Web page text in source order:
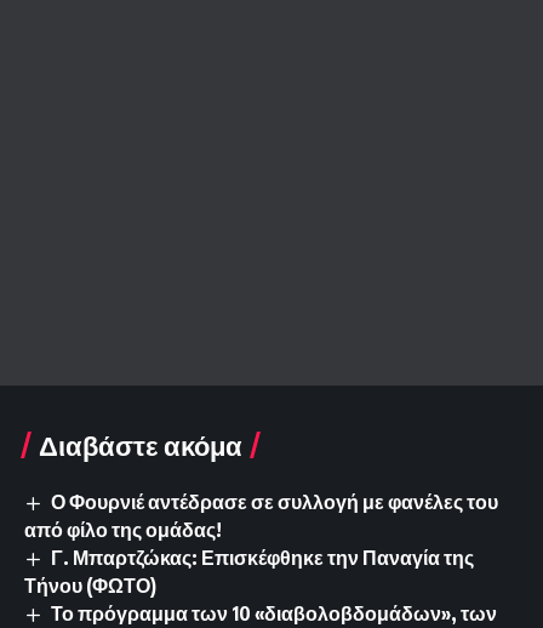
Διαβάστε ακόμα
Ο Φουρνιέ αντέδρασε σε συλλογή με φανέλες του
από φίλο της ομάδας!
Γ. Μπαρτζώκας: Επισκέφθηκε την Παναγία της
Τήνου (ΦΩΤΟ)
Το πρόγραμμα των 10 «διαβολοβδομάδων», των